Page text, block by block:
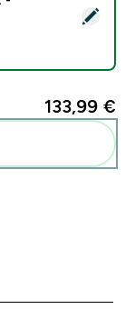
na vlasy,
133,99 €‎